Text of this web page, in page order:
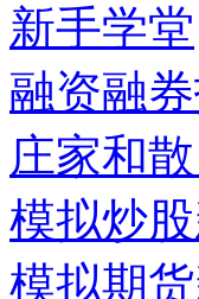
新手学堂
融资融
庄家和
模拟炒
模拟期